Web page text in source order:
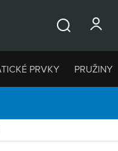
PRVKY PRUŽINY